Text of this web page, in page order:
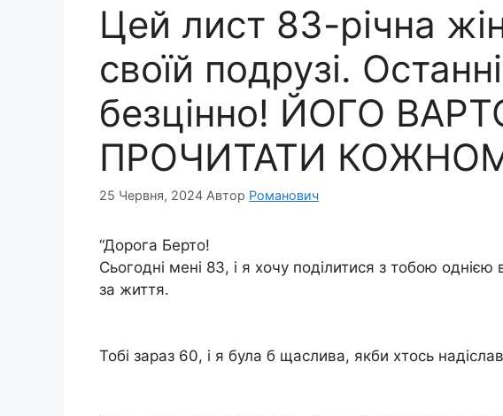
Цей лист 83-річна
своїй подрузі.
безцінно! ЙОГО
ПРОЧИТАТИ
25 Червня, 2024 Автор Романович
“Дорога Берто!
Сьогодні мені 83, і я хочу поділитися з тобою
за життя.
Тобі зараз 60, і я була б щаслива, якби хтось